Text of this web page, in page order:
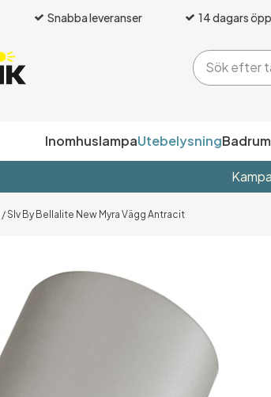
Snabba leveranser 14 dagars
InomhuslampaUtebelysning
/Slv By Bellalite New Myra Vägg Antracit